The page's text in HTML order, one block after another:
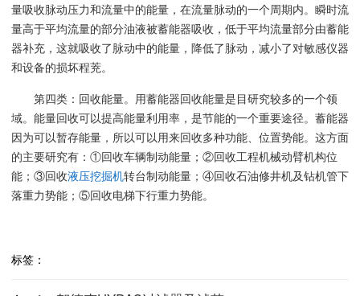
量吸收脉动压力和流量中的能量，在流量脉动的一个周期内。瞬时流
量高于平均流量的部分油液被蓄能器吸收，低于平均流量部分由蓄能
器补充，这就吸收了脉动中的能量，降低了脉动，减小了对敏感仪器
和设备的损坏程茺。
第四类：回收能量。用蓄能器回收能量是目研究较多的一个领
域。能量回收可以提高能量利用率，是节能的一个重要途径。蓄能器
因为可以暂存能量，所以可以用来回收多种功能、位置势能。这方面
的主要研究有：①回收车辆制动能量；②回收工程机械动臂机构位
能；③回收液压挖掘机转台制动能量；④回收石油修井机及钻机管下
落重力势能；⑤回收电梯下行重力势能。
标签：